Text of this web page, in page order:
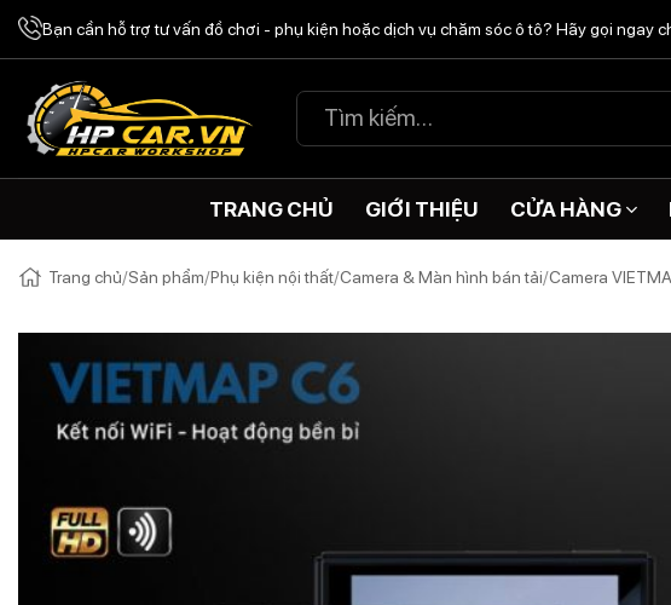
Chuyển
đến
dung
Bạn cần hỗ trợ tư vấn đồ chơi - phụ kiện hoặc dịch vụ chăm sóc ô tô? Hãy gọi ngay
Tìm
kiếm:
TRANG CHỦ GIỚI THIỆU CỬA HÀNG
Trang chủ/Sản phẩm/Phụ kiện nội thất/Camera & Màn hình bán tải/Camera